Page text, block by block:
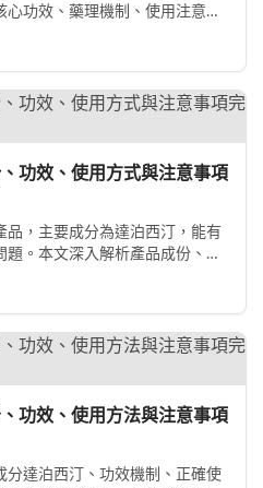
功效、藥理機制、使用注意事
功效、使用方式與注意事項
，主要成分為達泊西汀，能有
。本文深入解析產品成份、功
功效、使用方法與注意事項
分達泊西汀、功效機制、正確使